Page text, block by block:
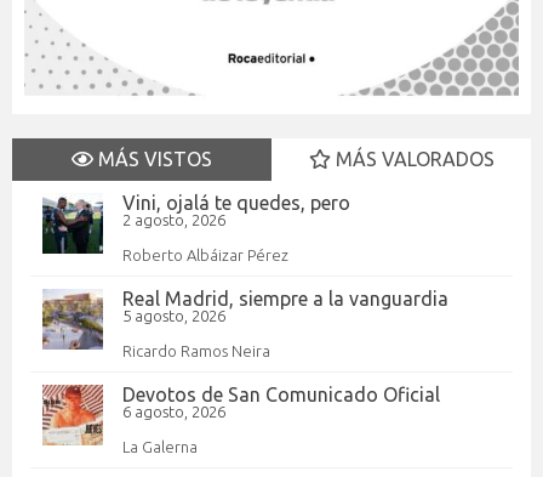
MÁS VISTOS
MÁS VALORADOS
Vini, ojalá te quedes, pero
2 agosto, 2026
Roberto Albáizar Pérez
Real Madrid, siempre a la vanguardia
5 agosto, 2026
Ricardo Ramos Neira
Devotos de San Comunicado Oficial
6 agosto, 2026
La Galerna